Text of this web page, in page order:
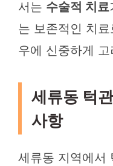
서는 수술적 치료
는 보존적인 치
우에 신중하게
세류동 턱
사항
세류동 지역에서